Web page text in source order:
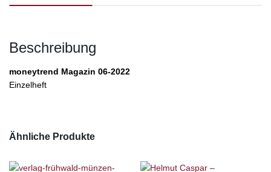
Beschreibung
moneytrend Magazin 06-2022
Einzelheft
Ähnliche Produkte